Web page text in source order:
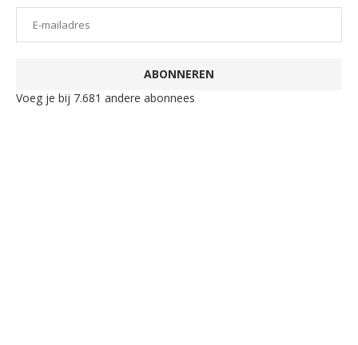
ABONNEREN
Voeg je bij 7.681 andere abonnees